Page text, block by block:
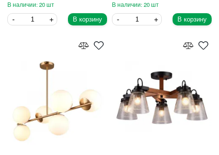
20
В корзину
20
В корзину